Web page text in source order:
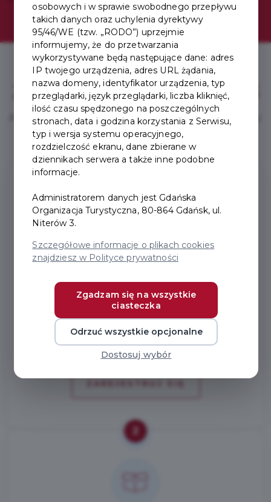
Zakup Karty prosty jak1, 2, 3
Aby w pełni korzystać z Karty Turysty, wykonaj trzy
proste kroki.
1
Załóż konto
Zarejestruj się online w minutę.
Podróżujesz z rodziną? Dodaj bliskich do swojego
konta — każdy otrzyma własny dostęp do zniżek.
osobowych i w sprawie swobodnego przepływu
takich danych oraz uchylenia dyrektywy
95/46/WE (tzw. „RODO”) uprzejmie
informujemy, że do przetwarzania
wykorzystywane będą następujące dane: adres
IP twojego urządzenia, adres URL żądania,
nazwa domeny, identyfikator urządzenia, typ
przeglądarki, język przeglądarki, liczba kliknięć,
ilość czasu spędzonego na poszczególnych
stronach, data i godzina korzystania z Serwisu,
typ i wersja systemu operacyjnego,
rozdzielczość ekranu, dane zbierane w
dziennikach serwera a także inne podobne
informacje.
Administratorem danych jest Gdańska
Organizacja Turystyczna, 80-864 Gdańsk, ul.
Niterów 3.
Szczegółowe informacje o plikach cookies
znajdziesz w Polityce prywatności
Zgadzam się na wszystkie
ciasteczka
Odrzuć wszystkie opcjonalne
Dostosuj wybór